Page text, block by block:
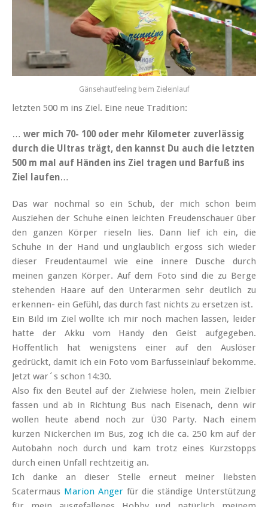
Gänsehautfeeling beim Zieleinlauf
letzten 500 m ins Ziel. Eine neue Tradition:
… wer mich 70- 100 oder mehr Kilometer zuverlässig
durch die Ultras trägt, den kannst Du auch die letzten
500 m mal auf Händen ins Ziel tragen und Barfuß ins
Ziel laufen…
Das war nochmal so ein Schub, der mich schon beim
Ausziehen der Schuhe einen leichten Freudenschauer über
den ganzen Körper rieseln lies. Dann lief ich ein, die
Schuhe in der Hand und unglaublich ergoss sich wieder
dieser Freudentaumel wie eine innere Dusche durch
meinen ganzen Körper. Auf dem Foto sind die zu Berge
stehenden Haare auf den Unterarmen sehr deutlich zu
erkennen- ein Gefühl, das durch fast nichts zu ersetzen ist.
Ein Bild im Ziel wollte ich mir noch machen lassen, leider
hatte der Akku vom Handy den Geist aufgegeben.
Hoffentlich hat wenigstens einer auf den Auslöser
gedrückt, damit ich ein Foto vom Barfusseinlauf bekomme.
Jetzt war´s schon 14:30.
Also fix den Beutel auf der Zielwiese holen, mein Zielbier
fassen und ab in Richtung Bus nach Eisenach, denn wir
wollen heute abend noch zur Ü30 Party. Nach einem
kurzen Nickerchen im Bus, zog ich die ca. 250 km auf der
Autobahn noch durch und kam trotz eines Kurzstopps
durch einen Unfall rechtzeitig an.
Ich danke an dieser Stelle erneut meiner liebsten
Scatermaus Marion Angerfür die ständige Unterstützung